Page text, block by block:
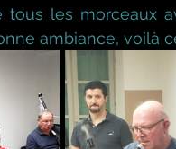
tous les morceaux
ambiance, voilà